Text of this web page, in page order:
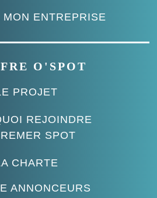
ENTREPRISE
O'SPOT
PROJET
REJOINDRE
SPOT
CHARTE
ANNONCEURS